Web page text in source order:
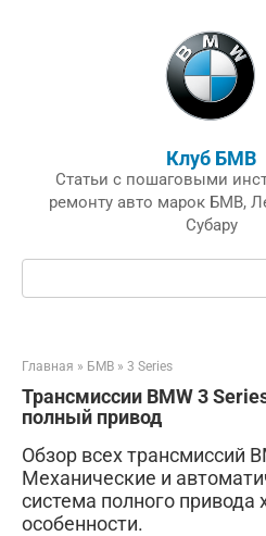
Клуб БМВ
Статьи с пошаговыми
ремонту авто марок БМВ,
Субару
Поиск:
Главная » БМВ » 3 Series
Трансмиссии BMW 3
полный привод
Обзор всех трансмиссий
Механические и
система полного
особенности.